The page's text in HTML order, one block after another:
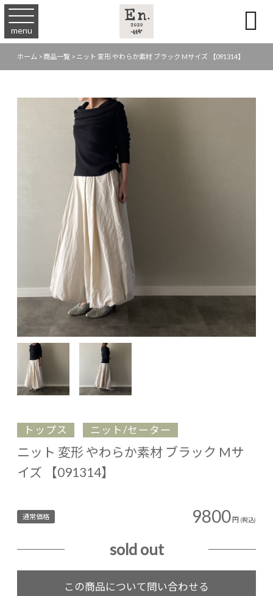
menu 
ホーム > 商品一覧 > ニット 変形 やわらか素材 ブラック Mサイズ 【091314】
トップス ニット/セーター
ニット 変形 やわらか素材 ブラック Mサ
イズ 【091314】
通常価格 9800円 (税込)
sold out